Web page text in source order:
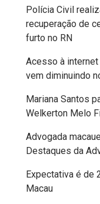
POLÍTICA
ESPORTE
EVENTOS
FAKE
NEWS
Polícia Civil
recuperação de
furto no RN
Acesso à
vem diminuindo
Mariana Santos
Welkerton Melo
Advogada
Destaques da
Expectativa é de
Macau